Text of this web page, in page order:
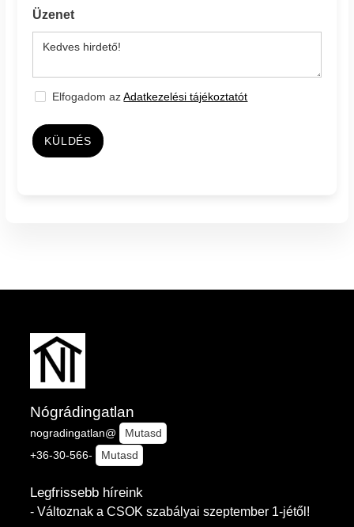
Üzenet
Elfogadom azAdatkezelési tájékoztatót
KÜLDÉS
Nógrádingatlan
nogradingatlan@
Mutasd
+36-30-566-
Mutasd
Legfrissebb híreink
- Változnak a CSOK szabályai szeptember 1-jétől!